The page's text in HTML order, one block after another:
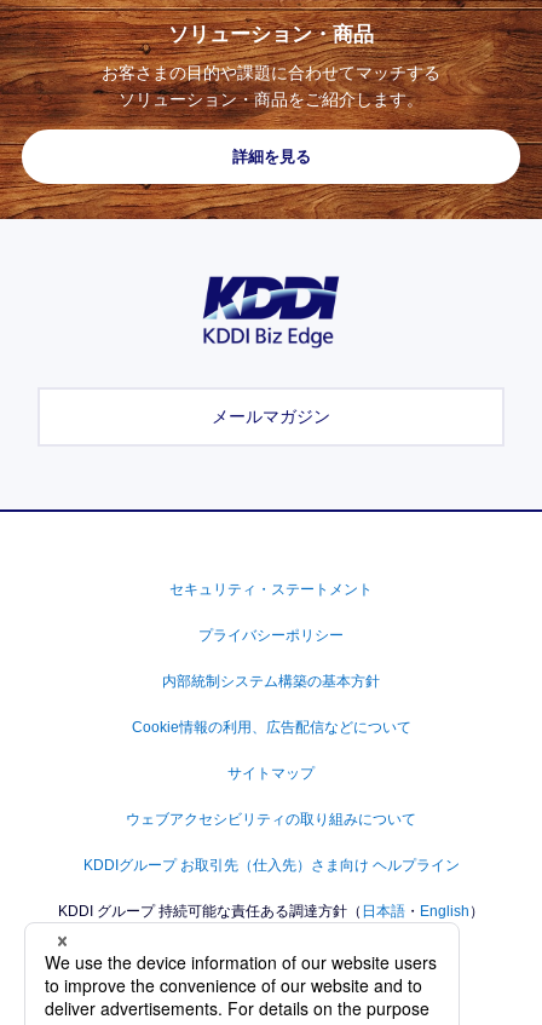
ソリューション・商品
お客さまの目的や課題に合わせてマッチする
ソリューション・商品をご紹介します。
詳細を見る
メールマガジン
セキュリティ・ステートメント
プライバシーポリシー
内部統制システム構築の基本方針
Cookie情報の利用、広告配信などについて
サイトマップ
ウェブアクセシビリティの取り組みについて
KDDIグループ お取引先（仕入先）さま向け ヘルプライン
KDDI グループ 持続可能な責任ある調達方針（ 日本語 ・ English ）
KDDIグループ人権方針
KDDIグループカスタマーハラスメントに対する方針